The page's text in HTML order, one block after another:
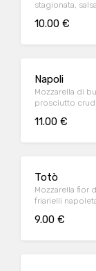
stagionata,
10.00 €
Napoli
Mozzarella di
prosciutto
11.00 €
Totò
Mozzarella fior
friarielli
9.00 €